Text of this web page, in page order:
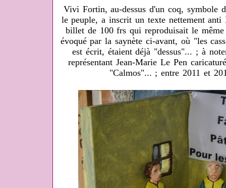
Vivi Fortin, au-dessus d'un coq, symbole
le peuple, a inscrit un texte nettement
billet de 100 frs qui reproduisait le
évoqué par la saynète ci-avant, où "les
est écrit, étaient déjà "dessus"... ; à
représentant Jean-Marie Le Pen
"Calmos"... ; entre 2011 et